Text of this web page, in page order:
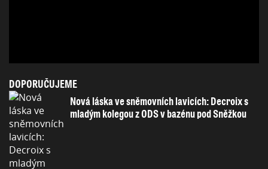
DOPORUČUJEME
Nová láska ve sněmovních lavicích: Decroix s
mladým kolegou z ODS v bazénu pod Sněžkou